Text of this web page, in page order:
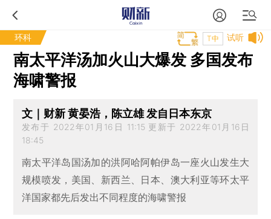
环科 试听
T中
南太平洋汤加火山大爆发 多国发布
海啸警报
文｜财新 黄晏浩，陈立雄 发自日本东京
发布于 2022年01月16日 11:15 更新于 2022年01月16日
18:45
南太平洋岛国汤加的洪阿哈阿帕伊岛一座火山发生大
规模喷发，美国、新西兰、日本、澳大利亚等环太平
洋国家都先后发出不同程度的海啸警报